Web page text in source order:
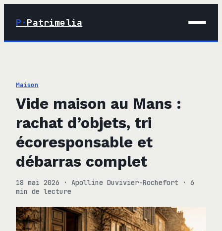
P· Patrimelia
03 · Immobilier
04 · Finance
Maison
Vide maison au Mans :
rachat d’objets, tri
écoresponsable et
débarras complet
18 mai 2026 · Apolline Duvivier-Rochefort ·
6
min de lecture